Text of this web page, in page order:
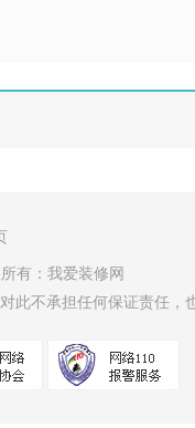
有：我爱装修网
不承担任何保证责任，